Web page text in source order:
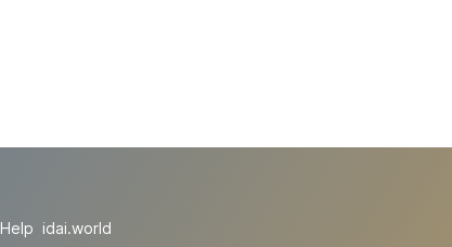
Help idai.world